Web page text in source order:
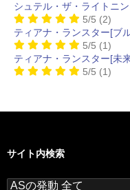
シュテル・ザ・ライトニ
5/5 (2)
ティアナ・ランスター[ブ
5/5 (1)
ティアナ・ランスター[未
5/5 (1)
サイト内検索
検